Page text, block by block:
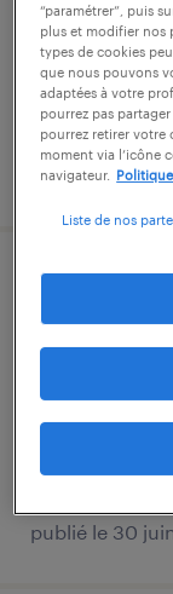
intérim
13,50 €
publié le 28
agent de tri
woippy,
13,50 €
publié le 30
“paramétrer”, puis
plus et modifier nos
types de cookies
que nous pouvons
adaptées à votre
pourrez pas
pourrez retirer votre
moment via l’icône
navigateur.
Liste de nos